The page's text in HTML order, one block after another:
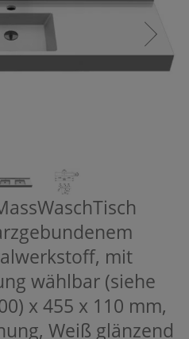
mit
wählbar (siehe
x 455 x 110 mm,
Weiß glänzend